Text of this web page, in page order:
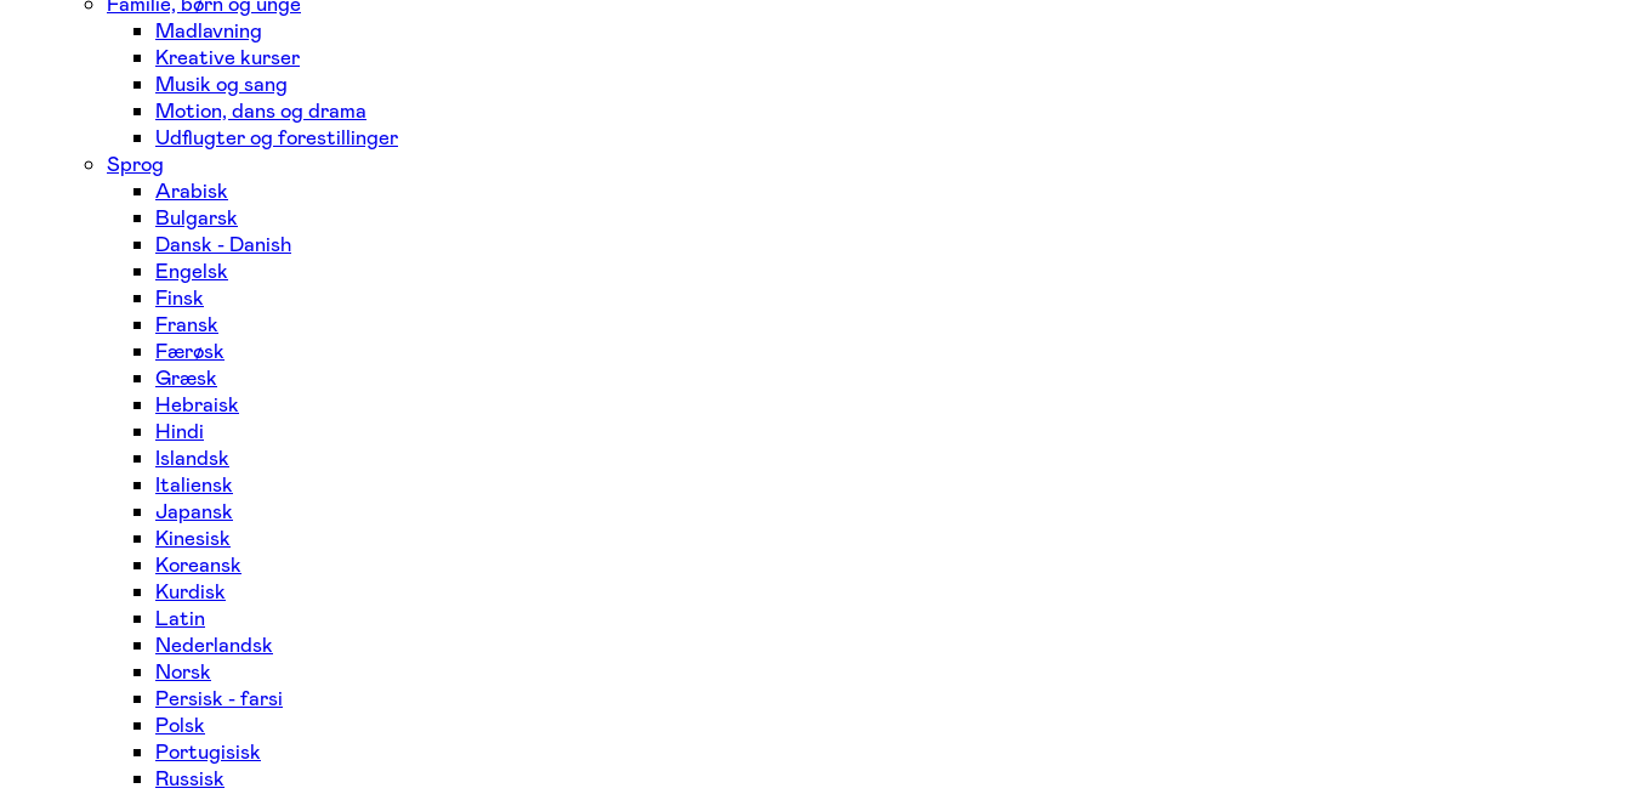
Madlavning
Kreative kurser
Musik og sang
Motion, dans og drama
Udflugter og forestillinger
Sprog
Arabisk
Bulgarsk
Dansk - Danish
Engelsk
Finsk
Fransk
Færøsk
Græsk
Hebraisk
Hindi
Islandsk
Italiensk
Japansk
Kinesisk
Koreansk
Kurdisk
Latin
Nederlandsk
Norsk
Persisk - farsi
Polsk
Portugisisk
Russisk